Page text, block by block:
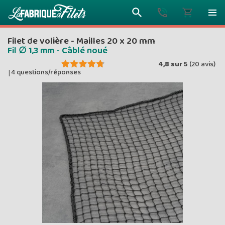
Plus vous
moins
Prix
ENVOYEZ
Filet de volière - Mailles 20 x 20 mm
Fil ∅ 1,3 mm - Câblé noué
4,8 sur5 (20 avis)
|4 questions/réponses